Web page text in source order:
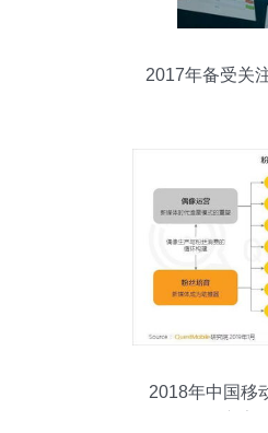
2017年备受关
2018年中国移